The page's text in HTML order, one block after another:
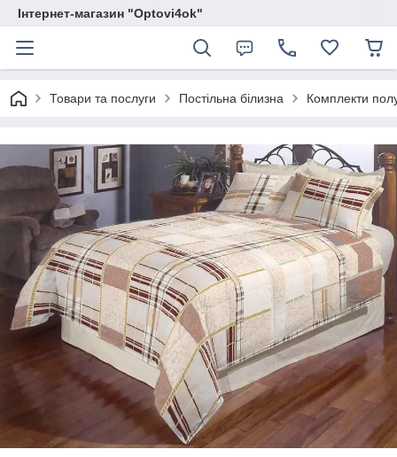
Інтернет-магазин "Optovi4ok"
Товари та послуги Постільна білизна Комплекти